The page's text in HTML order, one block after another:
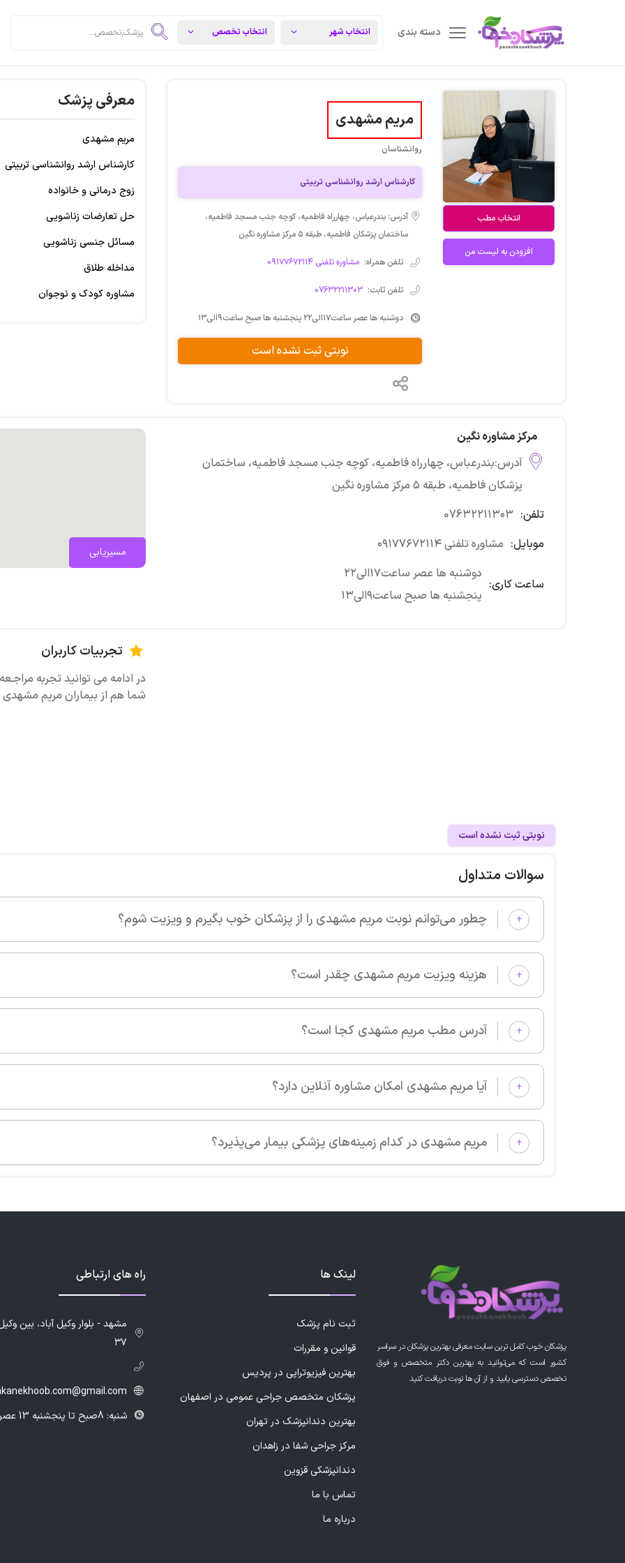
دسته بندی
انتخاب مطب
افزودن به لیست من
مریم مشهدی
روانشناسان
کارشناس ارشد روانشناسی تربیتی
آدرس: بندرعباس، چهارراه فاطمیه، کوچه جنب مسجد فاطمیه،
ساختمان پزشکان فاطمیه، طبقه ۵ مرکز مشاوره نگین
تلفن همراه: مشاوره تلفنی ۰۹۱۷۷۶۷۲۱۱۴
تلفن ثابت: 076۳۲۲۱۱۳۰۳
دوشنبه ها عصر ساعت۱۷الی۲۲ پنجشنبه ها صبح ساعت۹الی۱۳
نوبتی ثبت نشده است
معرفی پزشک
مریم مشهدی
کارشناس ارشد روانشناسی تربیتی
زوج درمانی و خانواده
حل تعارضات زناشویی
مسائل جنسی زناشویی
مداخله طلاق
مشاوره کودک و نوجوان
پیش از ازدواج
مرکز مشاوره نگین
آدرس:بندرعباس، چهارراه فاطمیه، کوچه جنب مسجد فاطمیه، ساختمان
پزشکان فاطمیه، طبقه ۵ مرکز مشاوره نگین
تلفن: 076۳۲۲۱۱۳۰۳
موبایل: مشاوره تلفنی ۰۹۱۷۷۶۷۲۱۱۴
ساعت کاری:
دوشنبه ها عصر ساعت۱۷الی۲۲
پنجشنبه ها صبح ساعت۹الی۱۳
مسیریابی
تجربیات کاربران
در ادامه می توانید تجربه
شما هم از بیماران مریم مشهدی
نوبتی ثبت نشده است
سوالات متداول
+ چطور می‌توانم نوبت مریم مشهدی را از پزشکان خوب بگیرم و ویزیت شوم؟
+ هزینه ویزیت مریم مشهدی چقدر است؟
+ آدرس مطب مریم مشهدی کجا است؟
+ آیا مریم مشهدی امکان مشاوره آنلاین دارد؟
+ مریم مشهدی در کدام زمینه‌های پزشکی بیمار می‌پذیرد؟
پزشکان خوب کامل ترین سایت معرفی بهترین پزشکان در سراسر
کشور است که می‌توانید به بهترین دکتر متخصص و فوق
تخصص دسترسی یابید و از آن ها نوبت دریافت کنید
لینک ها
ثبت نام پزشک
قوانین و مقررات
بهترین فیزیوتراپی در پردیس
پزشکان متخصص جراحی عمومی در اصفهان
بهترین دندانپزشک در تهران
مرکز جراحی شفا در زاهدان
دندانپزشکی قزوین
تماس با ما
درباره ما
راه های ارتباطی
۳۷
شنبه: 8صبح تا پنجشنبه 13 عصر